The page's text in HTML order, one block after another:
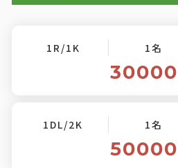
1R/1K 1名
30000
1DL/2K 1名
50000